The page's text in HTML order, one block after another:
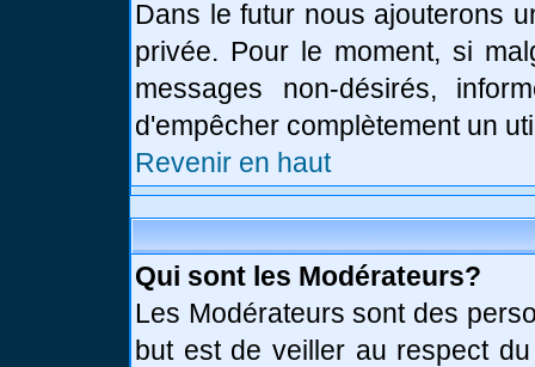
Dans le futur nous ajouterons
privée. Pour le moment, si
messages non-désirés,
d'empêcher complètement un
Revenir en haut
Qui sont les Modérateurs?
Les Modérateurs sont des
but est de veiller au respect